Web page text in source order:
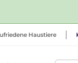
Haustiere